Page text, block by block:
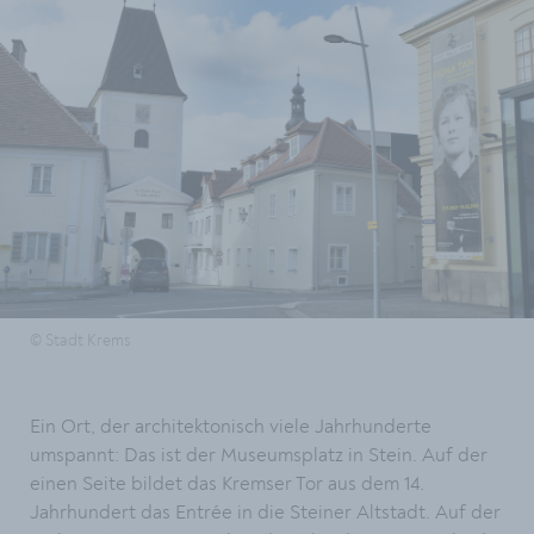
Ein Ort, der architektonisch viele Jahrhunderte
umspannt: Das ist der Museumsplatz in Stein. Auf der
einen Seite bildet das Kremser Tor aus dem 14.
Jahrhundert das Entrée in die Steiner Altstadt. Auf der